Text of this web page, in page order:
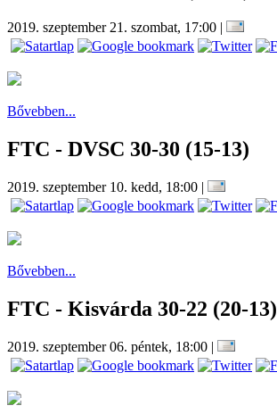
2019. szeptember 21. szombat, 17:00 |
Bővebben...
FTC - DVSC 30-30 (15-13)
2019. szeptember 10. kedd, 18:00 |
Bővebben...
FTC - Kisvárda 30-22 (20-13)
2019. szeptember 06. péntek, 18:00 |